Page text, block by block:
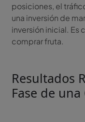
posiciones, el
una inversión de
inversión inicial. Es
comprar fruta.
Resultados
Fase de una